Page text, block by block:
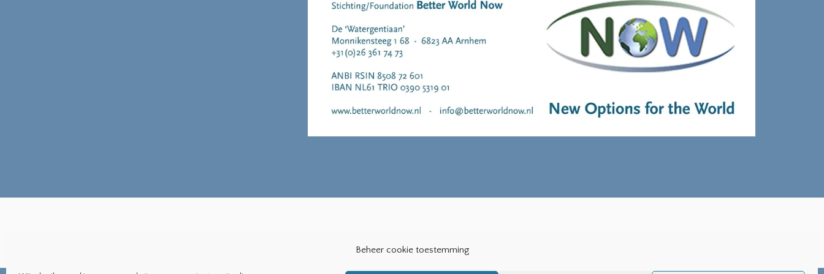
Beheer cookie toestemming